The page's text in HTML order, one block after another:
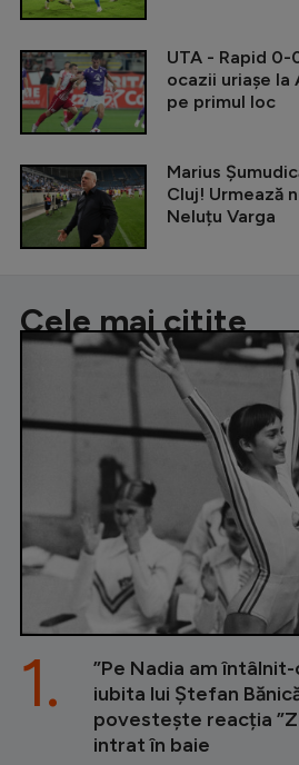
UTA - Rapid 0-
ocazii uriașe la
pe primul loc
Marius
Cluj! Urmează
Neluțu Varga
Cele mai citite
”Pe Nadia am
iubita lui Ștefan
povestește reacția
intrat în baie
1.